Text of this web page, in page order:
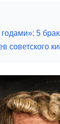
5
советского